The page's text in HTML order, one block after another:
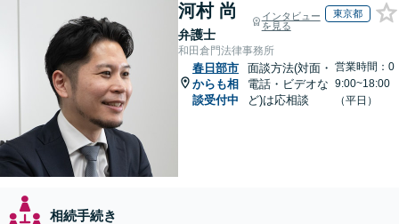
河村 尚
弁護士
インタビュー
を見る
東京都
和田倉門法律事務所
春日部市
からも相
談受付中
面談方法(対面・
電話・ビデオな
ど)は応相談
営業時間：0
9:00~18:00
（平日）
相続手続き